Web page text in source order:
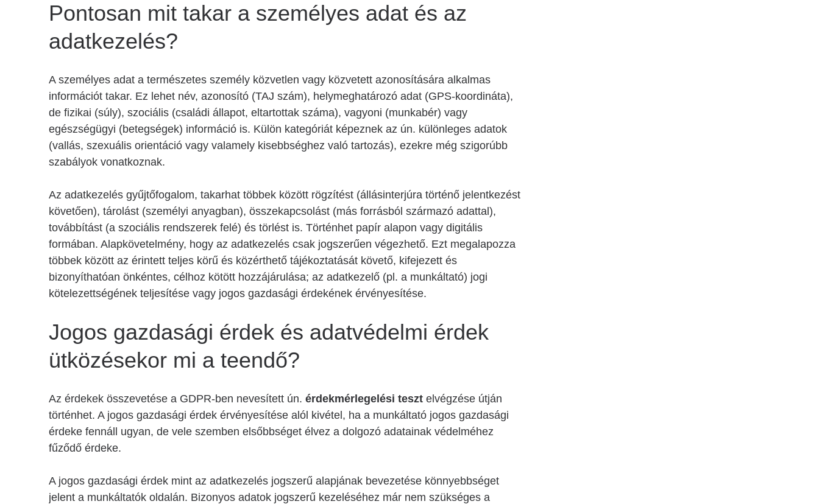
Pontosan mit takar a személyes adat és az
adatkezelés?
A személyes adat a természetes személy közvetlen vagy közvetett azonosítására alkalmas
információt takar. Ez lehet név, azonosító (TAJ szám), helymeghatározó adat (GPS-koordináta),
de fizikai (súly), szociális (családi állapot, eltartottak száma), vagyoni (munkabér) vagy
egészségügyi (betegségek) információ is. Külön kategóriát képeznek az ún. különleges adatok
(vallás, szexuális orientáció vagy valamely kisebbséghez való tartozás), ezekre még szigorúbb
szabályok vonatkoznak.
Az adatkezelés gyűjtőfogalom, takarhat többek között rögzítést (állásinterjúra történő jelentkezést
követően), tárolást (személyi anyagban), összekapcsolást (más forrásból származó adattal),
továbbítást (a szociális rendszerek felé) és törlést is. Történhet papír alapon vagy digitális
formában. Alapkövetelmény, hogy az adatkezelés csak jogszerűen végezhető. Ezt megalapozza
többek között az érintett teljes körű és közérthető tájékoztatását követő, kifejezett és
bizonyíthatóan önkéntes, célhoz kötött hozzájárulása; az adatkezelő (pl. a munkáltató) jogi
kötelezettségének teljesítése vagy jogos gazdasági érdekének érvényesítése.
Jogos gazdasági érdek és adatvédelmi érdek
ütközésekor mi a teendő?
Az érdekek összevetése a GDPR-ben nevesített ún. érdekmérlegelési teszt elvégzése útján
történhet. A jogos gazdasági érdek érvényesítése alól kivétel, ha a munkáltató jogos gazdasági
érdeke fennáll ugyan, de vele szemben elsőbbséget élvez a dolgozó adatainak védelméhez
fűződő érdeke.
A jogos gazdasági érdek mint az adatkezelés jogszerű alapjának bevezetése könnyebbséget
jelent a munkáltatók oldalán. Bizonyos adatok jogszerű kezeléséhez már nem szükséges a